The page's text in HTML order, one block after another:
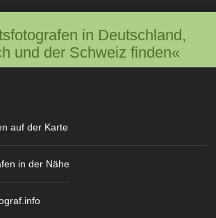
in Deutschland,
und der Schweiz finden«
auf der Karte
in der Nähe